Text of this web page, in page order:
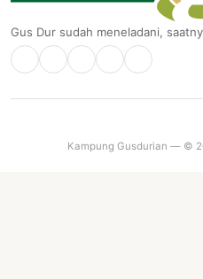
Gus Dur sudah meneladani,
Kampung Gusdurian — ©